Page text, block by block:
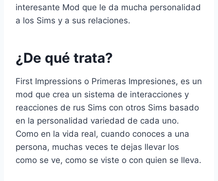
interesante Mod que le da mucha personalidad
a los Sims y a sus relaciones.
¿De qué trata?
First Impressions o Primeras Impresiones, es un
mod que crea un sistema de interacciones y
reacciones de rus Sims con otros Sims basado
en la personalidad variedad de cada uno.
Como en la vida real, cuando conoces a una
persona, muchas veces te dejas llevar los
como se ve, como se viste o con quien se lleva.